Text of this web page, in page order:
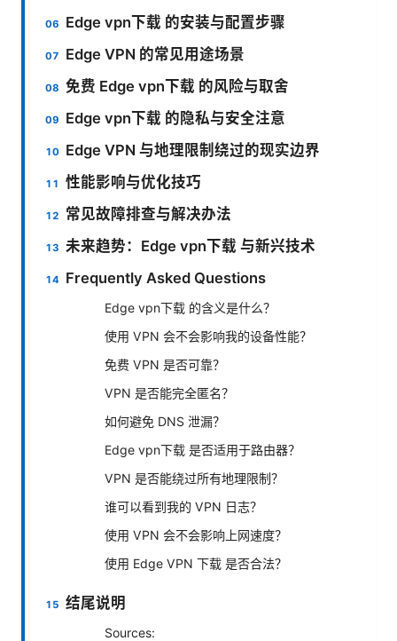
Edge vpn下载 的安装与配置步骤
Edge VPN 的常见用途场景
免费 Edge vpn下载 的风险与取舍
Edge vpn下载 的隐私与安全注意
Edge VPN 与地理限制绕过的现实边界
性能影响与优化技巧
常见故障排查与解决办法
未来趋势：Edge vpn下载 与新兴技术
Frequently Asked Questions
Edge vpn下载 的含义是什么？
使用 VPN 会不会影响我的设备性能？
免费 VPN 是否可靠？
VPN 是否能完全匿名？
如何避免 DNS 泄漏？
Edge vpn下载 是否适用于路由器？
VPN 是否能绕过所有地理限制？
谁可以看到我的 VPN 日志？
使用 VPN 会不会影响上网速度？
使用 Edge VPN 下载 是否合法？
结尾说明
Sources: